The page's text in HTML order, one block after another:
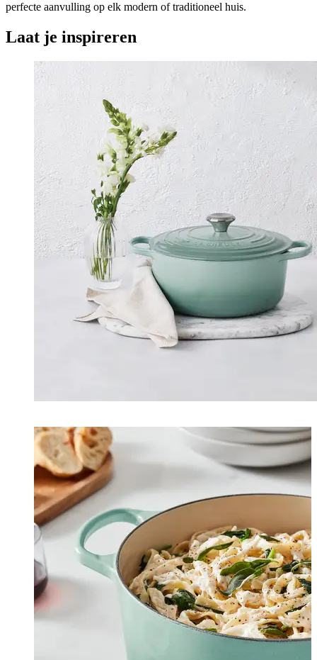
perfecte aanvulling op elk modern of traditioneel huis.
Laat je inspireren